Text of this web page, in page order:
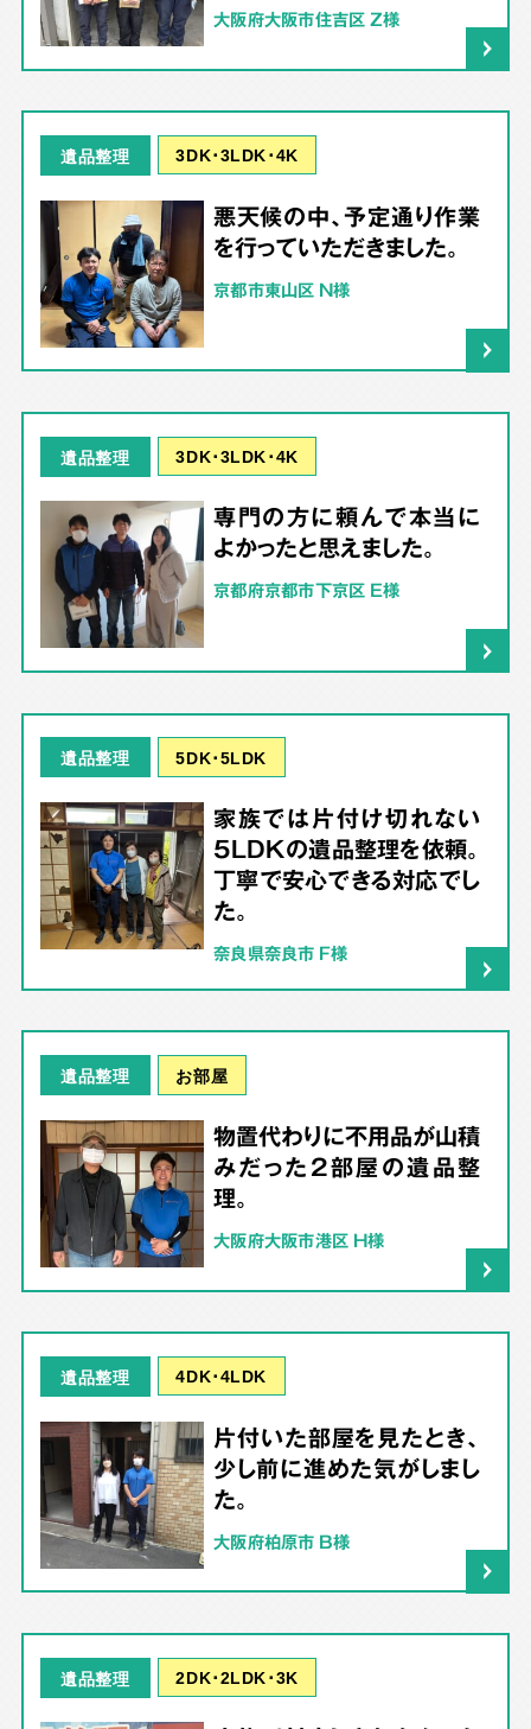
大阪府大阪市住吉区 Z様
遺品整理 3DK･3LDK･4K
悪天候の中、予定通り作業
を行っていただきました。
京都市東山区 N様
遺品整理 3DK･3LDK･4K
専門の方に頼んで本当に
よかったと思えました。
京都府京都市下京区 E様
遺品整理 5DK･5LDK
家族では片付け切れない
5LDKの遺品整理を依頼。
丁寧で安心できる対応でし
た。
奈良県奈良市 F様
遺品整理 お部屋
物置代わりに不用品が山積
みだった2部屋の遺品整
理。
大阪府大阪市港区 H様
遺品整理 4DK･4LDK
片付いた部屋を見たとき、
少し前に進めた気がしまし
た。
大阪府柏原市 B様
遺品整理 2DK･2LDK･3K